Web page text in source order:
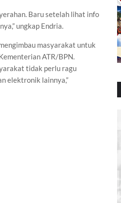
Baru setelah lihat info
ungkap Endria.
masyarakat untuk
ATR/BPN.
tidak perlu ragu
elektronik lainnya,”